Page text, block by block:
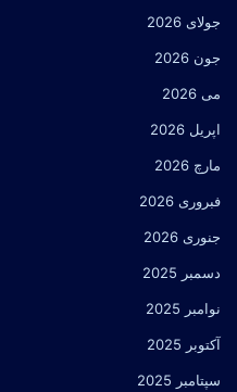
جولای 2026
جون 2026
می 2026
اپریل 2026
مارچ 2026
فبروری 2026
جنوری 2026
دسمبر 2025
نوامبر 2025
آکتوبر 2025
سپتامبر 2025